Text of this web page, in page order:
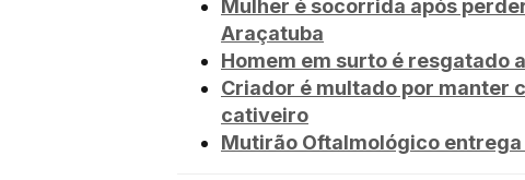
Mulher é socorrida após
Araçatuba
Homem em surto é resgatado
Criador é multado por manter
cativeiro
Mutirão Oftalmológico